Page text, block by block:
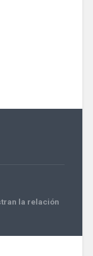
la relación